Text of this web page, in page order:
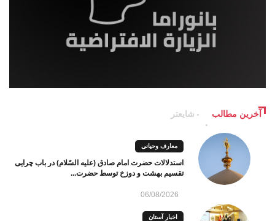
آخرین مطالب شایعتر
معارف وحیانی
استدلالات حضرت امام صادق (علیه السّلام) در باب چرایی
تقسیم بهشت و دوزخ توسط حضرت...
06/08/2026
اخبار آستان